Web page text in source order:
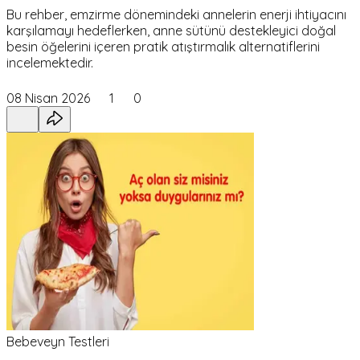
Bu rehber, emzirme dönemindeki annelerin enerji ihtiyacını
karşılamayı hedeflerken, anne sütünü destekleyici doğal
besin öğelerini içeren pratik atıştırmalık alternatiflerini
incelemektedir.
08 Nisan 2026 1 0
Bebeveyn Testleri